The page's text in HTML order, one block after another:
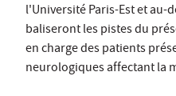
l'Université Paris-Est et au-
baliseront les pistes du
en charge des patients
neurologiques affectant la